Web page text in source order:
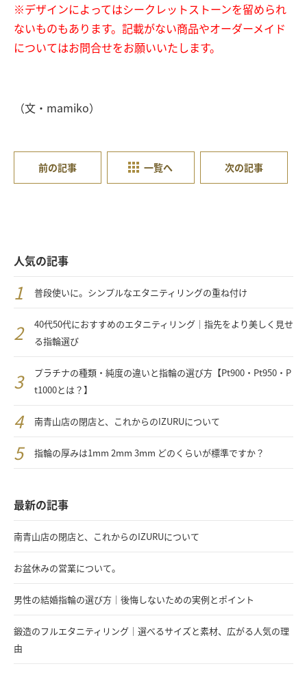
※デザインによってはシークレットストーンを留められ
ないものもあります。記載がない商品やオーダーメイド
についてはお問合せをお願いいたします。
（文・mamiko）
前の記事 一覧へ 次の記事
人気の記事
普段使いに。シンプルなエタニティリングの重ね付け
40代50代におすすめのエタニティリング｜指先をより美しく見せ
る指輪選び
プラチナの種類・純度の違いと指輪の選び方【Pt900・Pt950・P
t1000とは？】
南青山店の閉店と、これからのIZURUについて
指輪の厚みは1mm 2mm 3mm どのくらいが標準ですか？
最新の記事
南青山店の閉店と、これからのIZURUについて
お盆休みの営業について。
男性の結婚指輪の選び方｜後悔しないための実例とポイント
鍛造のフルエタニティリング｜選べるサイズと素材、広がる人気の理
由